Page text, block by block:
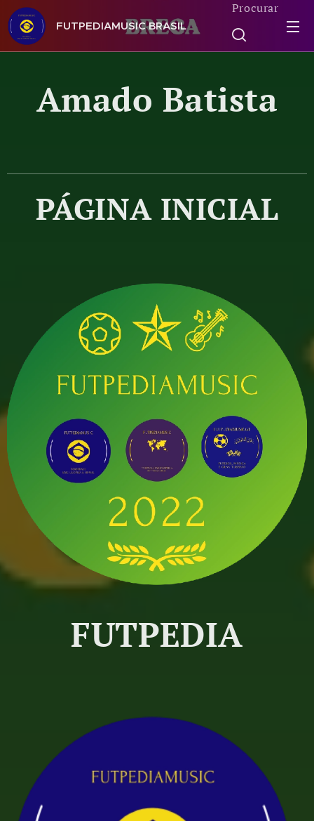
FUTPEDIAMUSIC BRASIL
Procurar
Amado Batista
PÁGINA INICIAL
FUTPEDIA